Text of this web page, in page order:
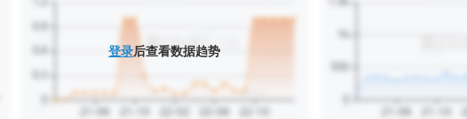
登录后查看数据趋势